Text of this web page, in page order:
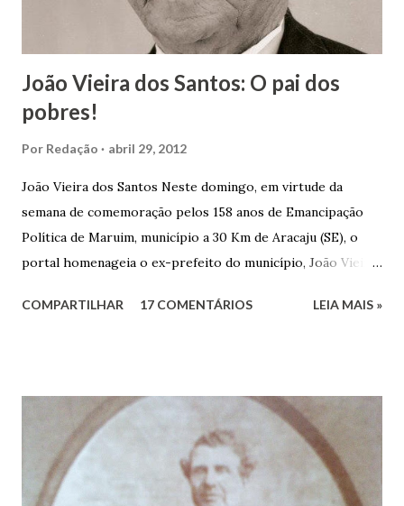
João Vieira dos Santos: O pai dos
pobres!
Por Redação abril 29, 2012
João Vieira dos Santos Neste domingo, em virtude da
semana de comemoração pelos 158 anos de Emancipação
Política de Maruim, município a 30 Km de Aracaju (SE), o
portal homenageia o ex-prefeito do município, João Vieira
Vieira dos Santos e Arlinda Barroso dos Santos, nasceu em
infância pobre, João Vieira não pôde se dedicar aos
estudos, e então passou a colocar o trabalho em primeiro
plano para auxiliar na renda familiar. No comércio foi
garçon, dono de bar, de armarinho e depois de uma
COMPARTILHAR 17 COMENTÁRIOS LEIA MAIS »